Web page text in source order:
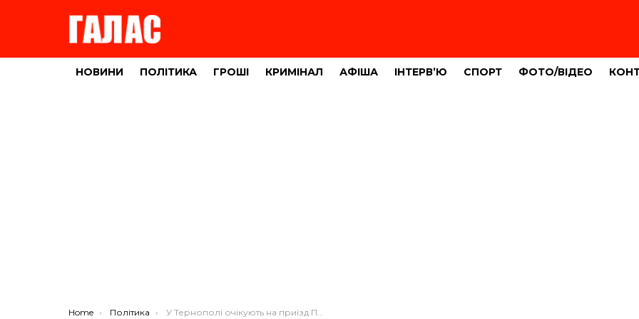
НОВИНИ ПОЛІТИКА ГРОШІ КРИМІНАЛ АФІША ІНТЕРВ’Ю СПОРТ ФОТО/ВІДЕО
You are here:
Home Політика У Тернополі очікують на приїзд Порошенка